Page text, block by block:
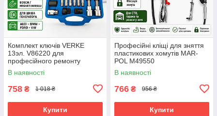
Комплект ключів VERKE
13эл. V86220 для
професійного ремонту
генератора автомобілів
В наявності
758 ₴ 1 018 ₴
Купити
Професійні кліщі для зняття
пластикових хомутів MAR-
POL M49550
В наявності
766 ₴ 956 ₴
Купити